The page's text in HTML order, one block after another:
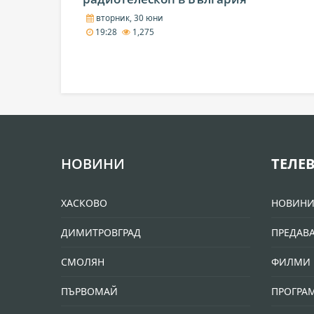
вторник, 30 юни
19:28
1,275
НОВИНИ
ХАСКОВО
ДИМИТРОВГРАД
СМОЛЯН
ПЪРВОМАЙ
НОВИНИ
ФИЛМИ